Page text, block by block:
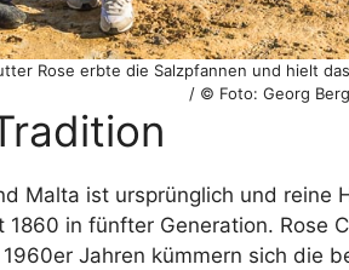
Rose erbte die Salzpfannen und hielt
/ © Foto: Georg Berg
Malta ist ursprünglich und reine
in fünfter Generation. Rose
Jahren kümmern sich die